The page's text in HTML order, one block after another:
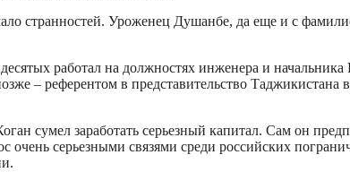
странностей. Уроженец Душанбе, да еще и с
работал на должностях инженера и
– референтом в представительство
сумел заработать серьезный капитал. Сам он
серьезными связями среди российских